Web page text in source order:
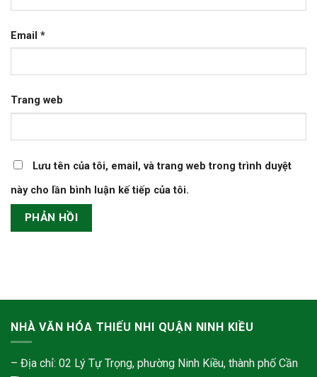
Email *
Trang web
Lưu tên của tôi, email, và trang web trong trình duyệt
này cho lần bình luận kế tiếp của tôi.
NHÀ VĂN HÓA THIẾU NHI QUẬN NINH KIỀU
– Địa chỉ: 02 Lý Tự Trọng, phường Ninh Kiều, thành phố Cần